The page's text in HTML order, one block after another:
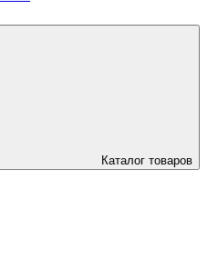
Каталог товаров